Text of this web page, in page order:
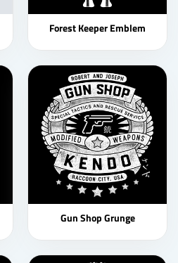
Forest Keeper Emblem
Gun Shop Grunge